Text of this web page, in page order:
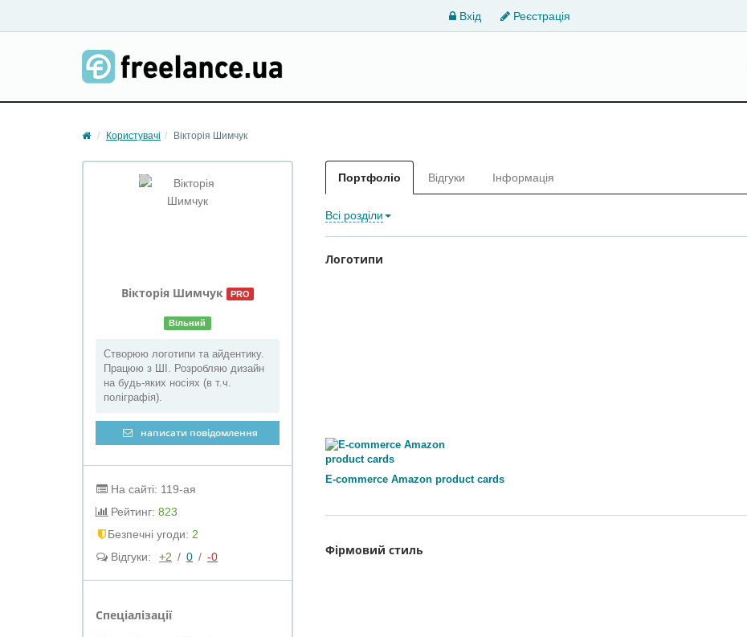
Вхід Реєстрація
Користувачі Вікторія Шимчук
Вікторія Шимчук PRO
Вільний
Створюю логотипи та айдентику.
Працюю з ШІ. Розробляю дизайн
на будь-яких носіях (в т.ч.
поліграфія).
написати повідомлення
На сайті: 119-ая
Рейтинг: 823
Безпечні угоди: 2
Відгуки:
+2 / 0 / -0
Спеціалізації
Портфоліо Відгуки Інформація
Всі розділи
Логотипи
E-commerce Amazon product cards
Фірмовий стиль